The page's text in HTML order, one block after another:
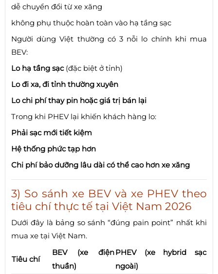
dễ chuyển đổi từ xe xăng
không phụ thuộc hoàn toàn vào hạ tầng sạc
Người dùng Việt thường có 3 nỗi lo chính khi mua
BEV:
Lo hạ tầng sạc(đặc biệt ở tỉnh)
Lo đi xa, đi tỉnh thường xuyên
Lo chi phí thay pin hoặc giá trị bán lại
Trong khi PHEV lại khiến khách hàng lo:
Phải sạc mới tiết kiệm
Hệ thống phức tạp hơn
Chi phí bảo dưỡng lâu dài có thể cao hơn xe xăng
3) So sánh xe BEV và xe PHEV theo
tiêu chí thực tế tại Việt Nam 2026
Dưới đây là bảng so sánh “đúng pain point” nhất khi
mua xe tại Việt Nam.
Tiêu chí
BEV (xe điện
thuần)
PHEV (xe hybrid sạc
ngoài)